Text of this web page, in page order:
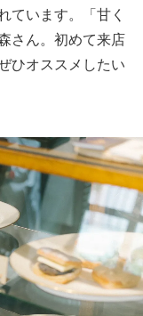
ています。「甘く
さん。初めて来店
ひオススメしたい